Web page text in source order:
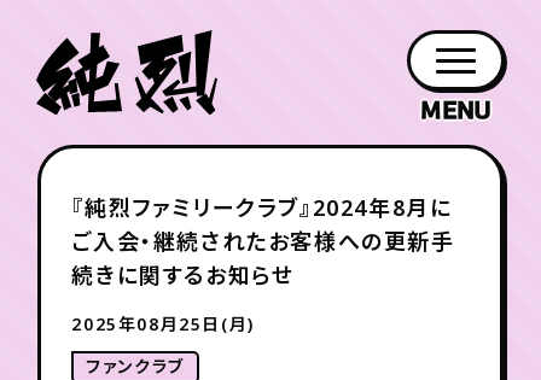
お知らせ
NEWS
日程 チケット
TICKET
紹介
PROFILE
作品
DISCOGRAPHY
日記
BLOG
グッズ
GOODS
ホーム
ファン
クラブ
会員登録 ログイン
チケット
FC TICKET
お知らせ
『純烈ファミリークラブ』2024年8月に
ご入会・継続されたお客様への更新手
続きに関するお知らせ
2025年08月25日(月)
ファンクラブ